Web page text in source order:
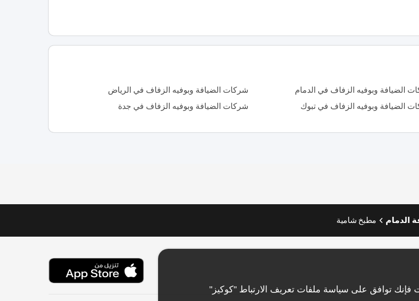
الضيافة وبوفيه الزفاف في الدمام
شركات الضيافة وبوفيه الزفاف في الرياض
الضيافة وبوفيه الزفاف في تبوك شركات الضيافة وبوفيه الزفاف في جدة
الدمام مطبخ شامية
فإنك توافق على سياسة ملفات تعريف الارتباط "كوكيز"